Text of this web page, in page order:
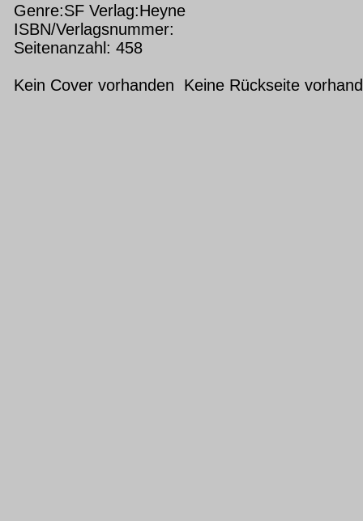
Genre:SF Verlag:Heyne
ISBN/Verlagsnummer:
Seitenanzahl: 458
Kein Cover vorhanden Keine Rückseite